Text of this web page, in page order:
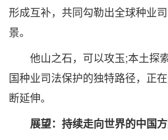
形成互补，共同勾勒出全球种业
景。
他山之石，可以攻玉;本土探
国种业司法保护的独特路径，正
断延伸。
展望：持续走向世界的中国